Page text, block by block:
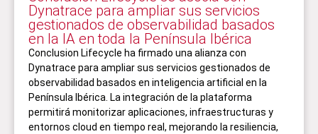
Dynatrace para ampliar sus servicios
gestionados de observabilidad basados
en la IA en toda la Península Ibérica
Conclusion Lifecycle ha firmado una alianza con
Dynatrace para ampliar sus servicios gestionados de
observabilidad basados en inteligencia artificial en la
Península Ibérica. La integración de la plataforma
permitirá monitorizar aplicaciones, infraestructuras y
entornos cloud en tiempo real, mejorando la resiliencia,